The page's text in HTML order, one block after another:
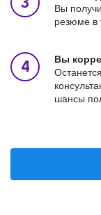
Вы
резюме в
Вы
шансы